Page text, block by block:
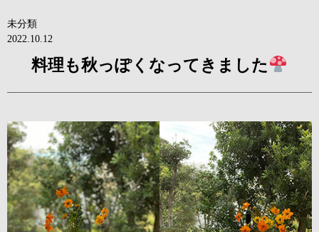
未分類
2022.10.12
料理も秋っぽくなってきました